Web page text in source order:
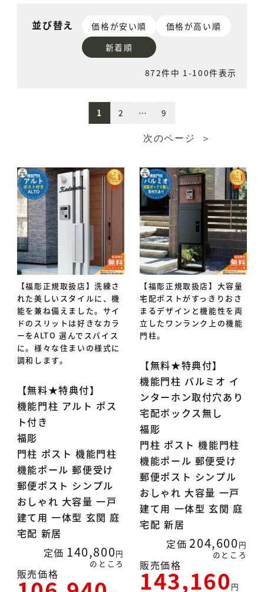
並び替え 価格が安い順
価格が高い順
新着順
872件中 1-100件表示
1 2 … 9
【福彫正規取扱店】洗練さ
れた美しいスタイルに、機
能を兼ね備えました。サイ
ドのスリットは好きなカラ
ーをALTO 選んでスパイス
に。様々な住まいの様式に
調和します。
【無料★特典付】
機能門柱 アルト ポス
ト付き
福彫
門柱 ポスト 機能門柱
機能ポール 郵便受け
郵便ポスト シンプル
おしゃれ 大容量 一戸
建て用 一体型 玄関 庭
宅配 新居
定価 140,800
のところ
販売価格
【福彫正規取扱店】大容量
宅配ポストがすっきりおさ
まるデザインと機能性を両
立したワンランク上の機能
門柱。
【無料★特典付】
機能門柱 バルミオ イ
ンターホン取付穴あり
宅配ボックス無し
福彫
門柱 ポスト 機能門柱
機能ポール 郵便受け
郵便ポスト シンプル
おしゃれ 大容量 一戸
建て用 一体型 玄関 庭
宅配 新居
定価 204,600
のところ
販売価格
143,160